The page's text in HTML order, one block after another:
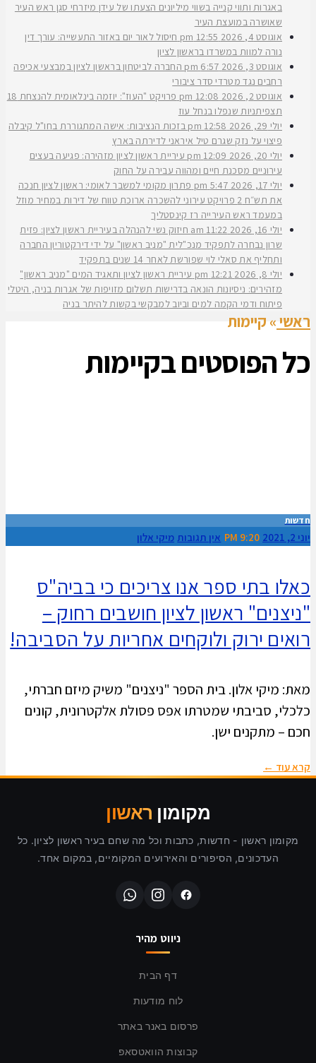
באגרות ותווי קנייה בשווי מיליונים הצעתו של עידן מיזרחי סגן ראש העיר
שאושרה במועצת העיר
אוגוסט 4, 2026
12:55 pm
חיסול לאור יום באזור התעשייה: עורך דין
נורה למוות במשרדו בראשון לציון
אוגוסט 3, 2026
6:57 pm
החברה לביטחון בראשון לציון במבצעי אכיפה
רחבים נגד מטרדי סדר ציבורי
אוגוסט 2, 2026
12:08 pm
פרויקט "העוז": יוזמה בינלאומית להנצחת 18
תצפיתניות שנפלו בנחל עוז
יולי 29, 2026
12:58 pm
בזכות הנציבות: אישה המתגוררת בחו"ל קיבלה
פיצוי על נזק שגרם טיל איראני לדירתה בארץ
יולי 20, 2026
12:09 pm
עיריית ראשון לציון מזהירה: פגיעה בעצים
עירוניים מסכנת חיים ומהווה עבירה על החוק
יולי 17, 2026
5:47 pm
פתרון מקומי למשבר לאומי: ראשון לציון חנכה
את תש״ח 2 פרויקט עירוני להשכרה ארוכת טווח של דירות במחיר מוזל
במעמד ראש העירייה רז קינסטליך
יולי 16, 2026
11:22 am
חיזוק נשי להנהלה בעיריית ראשון לציון: פזית
שרון נבחרה לתפקיד מנכ"לית "מניב ראשון" על ידי דירקטוריון החברה
ותחליף את סאלי לוי שפורשת לאחר 14 שנים בתפקיד
יולי 8, 2026
12:21 pm
עיריית ראשון לציון ותאגיד המים "מניב ראשון"
מזהירים: ניסיונות הונאה בדרישות תשלום מזויפות של אגרות בניה, היטלי
פיתוח ודמי הקמה למים וביוב למבקשי בקשות להיתר בניה
ראשי» קיימות
כל הפוסטים בקיימות
חדשות
יוני 2, 2021 9:20 PM אין תגובות מיקי אלון
כאלו בתי ספר אנו צריכים כי בביה"ס
"ניצנים" ראשון לציון חושבים רחוק –
רואים ירוק ולוקחים אחריות על הסביבה!
מאת: מיקי אלון. בית הספר "ניצנים" משיק מיזם חברתי,
כלכלי, סביבתי שמטרתו אפס פסולת אלקטרונית, קונים
חכם – מתקנים ישן.
קרא עוד ←
מקומון ראשון
מקומון ראשון - חדשות, כתבות וכל מה שחם בעיר ראשון לציון. כל
העדכונים, הסיפורים והאירועים המקומיים, במקום אחד.
ניווט מהיר
דף הבית
לוח מודעות
פרסום באנר באתר
קבוצות הוואטסאפ